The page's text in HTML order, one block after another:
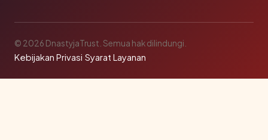
© 2026 DnastyjaTrust. Semua hak dilindungi.
Kebijakan Privasi·Syarat Layanan